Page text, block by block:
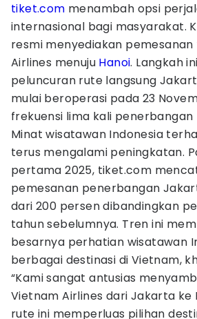
tiket.com menambah opsi
internasional bagi masyarakat.
resmi menyediakan
Airlines menuju Hanoi. Langkah
peluncuran rute langsung
mulai beroperasi pada 23
frekuensi lima kali penerbangan
Minat wisatawan Indonesia
terus mengalami peningkatan.
pertama 2025, tiket.com
pemesanan penerbangan
dari 200 persen dibandingkan
tahun sebelumnya. Tren ini
besarnya perhatian wisatawan
berbagai destinasi di Vietnam,
“Kami sangat antusias
Vietnam Airlines dari Jakarta ke
rute ini memperluas pilihan